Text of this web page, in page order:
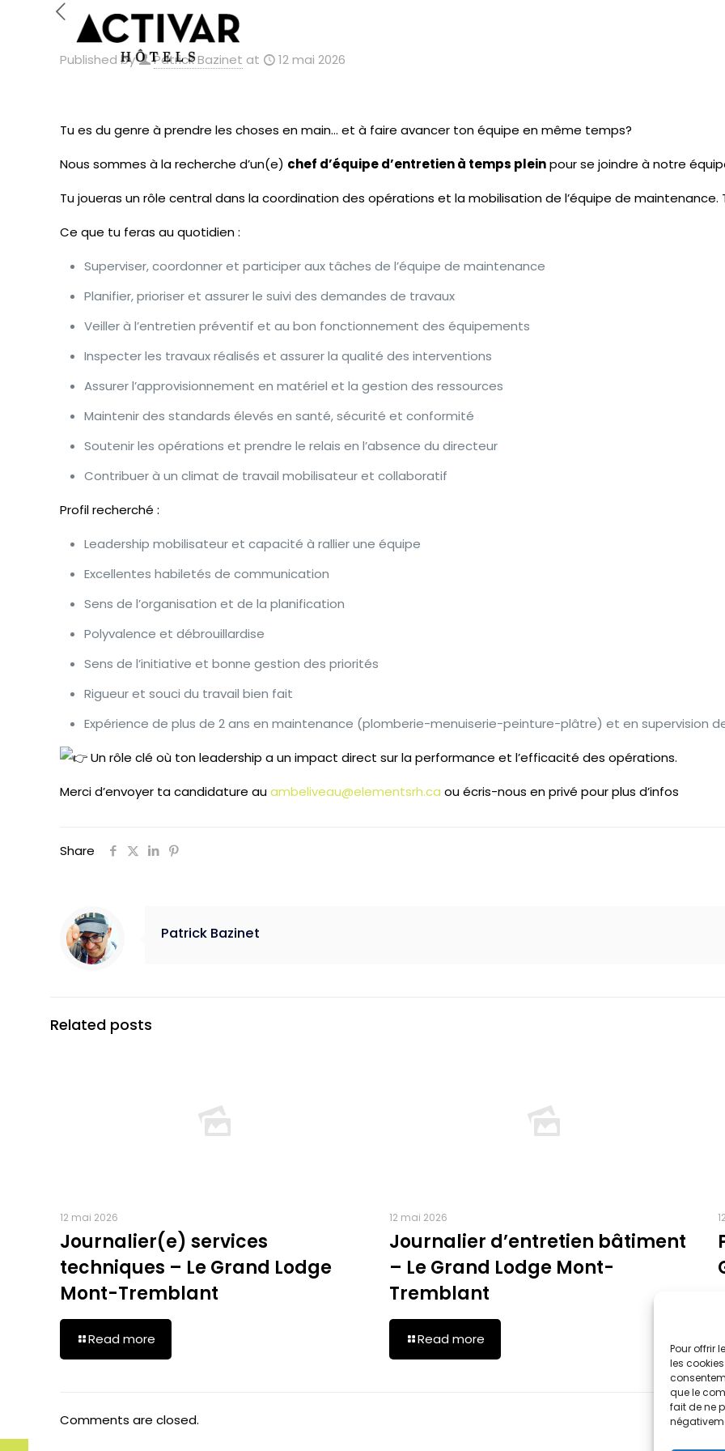
Pour offrir
les
que le
fait de ne
Published by Patrick Bazinet at 12 mai 2026
Tu es du genre à prendre les choses en main… et à faire avancer ton équipe en même temps?
Nous sommes à la recherche d’un(e) chef d’équipe d’entretien à temps pleinpour se joindre à notre
Tu joueras un rôle central dans la coordination des opérations et la mobilisation de l’équipe de
Ce que tu feras au quotidien :
Superviser, coordonner et participer aux tâches de l’équipe de maintenance
Planifier, prioriser et assurer le suivi des demandes de travaux
Veiller à l’entretien préventif et au bon fonctionnement des équipements
Inspecter les travaux réalisés et assurer la qualité des interventions
Assurer l’approvisionnement en matériel et la gestion des ressources
Maintenir des standards élevés en santé, sécurité et conformité
Soutenir les opérations et prendre le relais en l’absence du directeur
Contribuer à un climat de travail mobilisateur et collaboratif
Profil recherché :
Leadership mobilisateur et capacité à rallier une équipe
Excellentes habiletés de communication
Sens de l’organisation et de la planification
Polyvalence et débrouillardise
Sens de l’initiative et bonne gestion des priorités
Rigueur et souci du travail bien fait
Expérience de plus de 2 ans en maintenance (plomberie-menuiserie-peinture-plâtre) et en supervision
Un rôle clé où ton leadership a un impact direct sur la performance et l’efficacité des opérations.
Merci d’envoyer ta candidature auambeliveau@elementsrh.ca ou écris-nous en privé pour plus d’infos
Share
Patrick Bazinet
Related posts
12 mai 2026
Journalier(e) services
techniques – Le Grand Lodge
Mont-Tremblant
Read more
12 mai 2026
Journalier d’entretien bâtiment
– Le Grand Lodge Mont-
Tremblant
Read more
Comments are closed.